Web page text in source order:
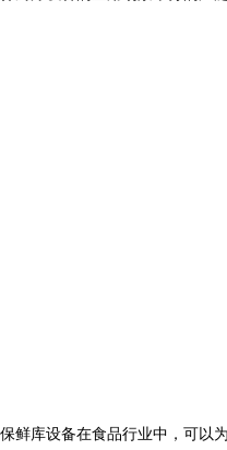
保鲜库设备在食品行业中，可以